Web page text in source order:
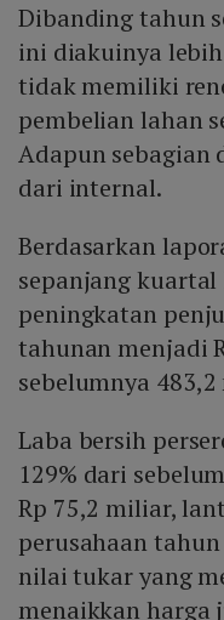
Dibanding tahun
ini diakuinya
tidak memiliki
pembelian lahan
Adapun sebagian
dari internal.
Berdasarkan
sepanjang kuartal
peningkatan
tahunan menjadi
sebelumnya
Laba bersih
129% dari
Rp 75,2 miliar,
perusahaan
nilai tukar yang
menaikkan harga